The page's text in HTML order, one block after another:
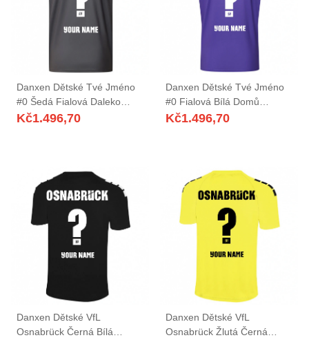
Danxen Dětské Tvé Jméno
#0 Šedá Fialová Daleko
Hráčské Dresy 2025/26 Dres
Kč1.496,70
Danxen Dětské Tvé Jméno
#0 Fialová Bílá Domů
Hráčské Dresy 2025/26 Dres
Kč1.496,70
Danxen Dětské VfL
Osnabrück Černá Bílá
Danxen Dětské VfL
Osnabrück Žlutá Černá